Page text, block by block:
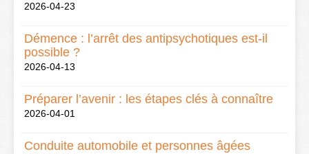
2026-04-23
Démence : l’arrêt des antipsychotiques est-il
possible ?
2026-04-13
Préparer l’avenir : les étapes clés à connaître
2026-04-01
Conduite automobile et personnes âgées